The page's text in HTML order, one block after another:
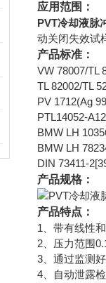
应用范围：
PVT冷却液脉
动关闭失效试
产品标准：
VW 78007/TL
TL 82002/TL
PV 1712(Ag
PTL14052-
BMW LH
BMW LH
DIN 73411-
产品规格：
产品特点：
1、带有线性
2、压力范围
3、通过监测
4、自动泄露